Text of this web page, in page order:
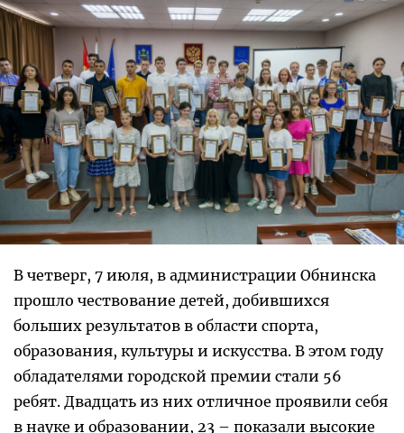
В четверг, 7 июля, в администрации Обнинска
прошло чествование детей, добившихся
больших результатов в области спорта,
образования, культуры и искусства. В этом году
обладателями городской премии стали 56
ребят. Двадцать из них отличное проявили себя
в науке и образовании, 23 – показали высокие